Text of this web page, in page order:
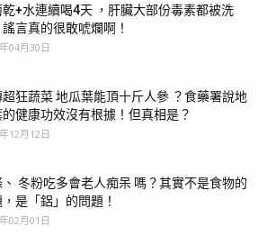
乾+水連續喝4天 ，肝臟大部份毒素都被洗
言真的很敢唬爛啊！
04月30日
狂蔬菜 地瓜葉能頂十斤人參 ？食藥署說地
的健康功效沒有根據！但真相是？
12月12日
冬粉吃多會老人痴呆 嗎？其實不是食物的
，是「鋁」的問題！
02月01日